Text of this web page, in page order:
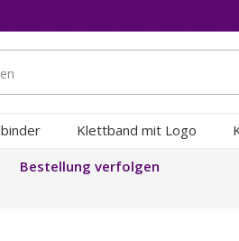
Klettband mit Logo
Bestellung verfolgen